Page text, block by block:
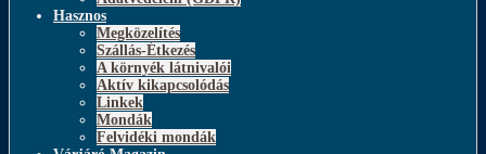
Hasznos
Megközelítés
Szállás-Étkezés
A környék látnivalói
Aktív kikapcsolódás
Linkek
Mondák
Felvidéki mondák